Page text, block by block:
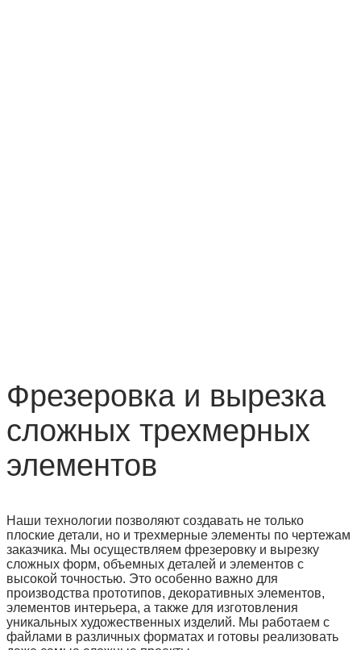
Фрезеровка и вырезка
сложных трехмерных
элементов
Наши технологии позволяют создавать не только
плоские детали, но и трехмерные элементы по чертежам
заказчика. Мы осуществляем фрезеровку и вырезку
сложных форм, объемных деталей и элементов с
высокой точностью. Это особенно важно для
производства прототипов, декоративных элементов,
элементов интерьера, а также для изготовления
уникальных художественных изделий. Мы работаем с
файлами в различных форматах и готовы реализовать